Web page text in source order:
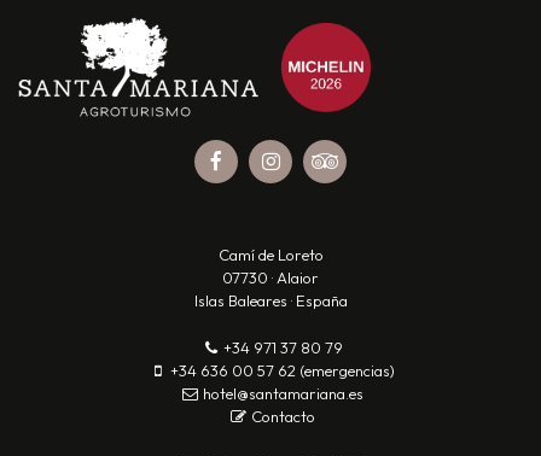
Camí de Loreto
07730 · Alaior
Islas Baleares · España
+34 971 37 80 79
+34 636 00 57 62 (emergencias)
hotel@santamariana.es
Contacto